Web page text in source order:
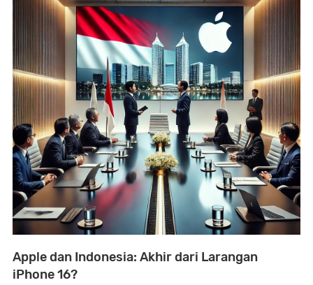
Apple dan Indonesia: Akhir dari Larangan
iPhone 16?